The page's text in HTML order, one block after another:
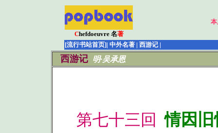
Chefdoeuvre 名著
[流行书站首页]| 中外名著 | 西游记 |
西游记 明·吴承恩
第七十三回 情因